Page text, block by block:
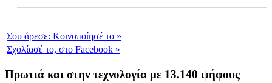
Σου άρεσε: Κοινοποίησέ το »
Σχολίασέ το, στο Facebook »
Πρωτιά και στην τεχνολογία με 13.140 ψήφους